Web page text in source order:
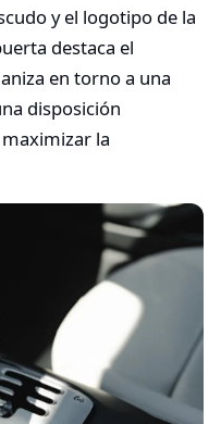
y el logotipo de la
destaca el
en torno a una
disposición
la